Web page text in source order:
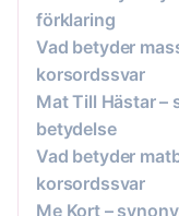
förklaring
Vad betyder
korsordssvar
Mat Till Hästar –
betydelse
Vad betyder
korsordssvar
Me Kort –